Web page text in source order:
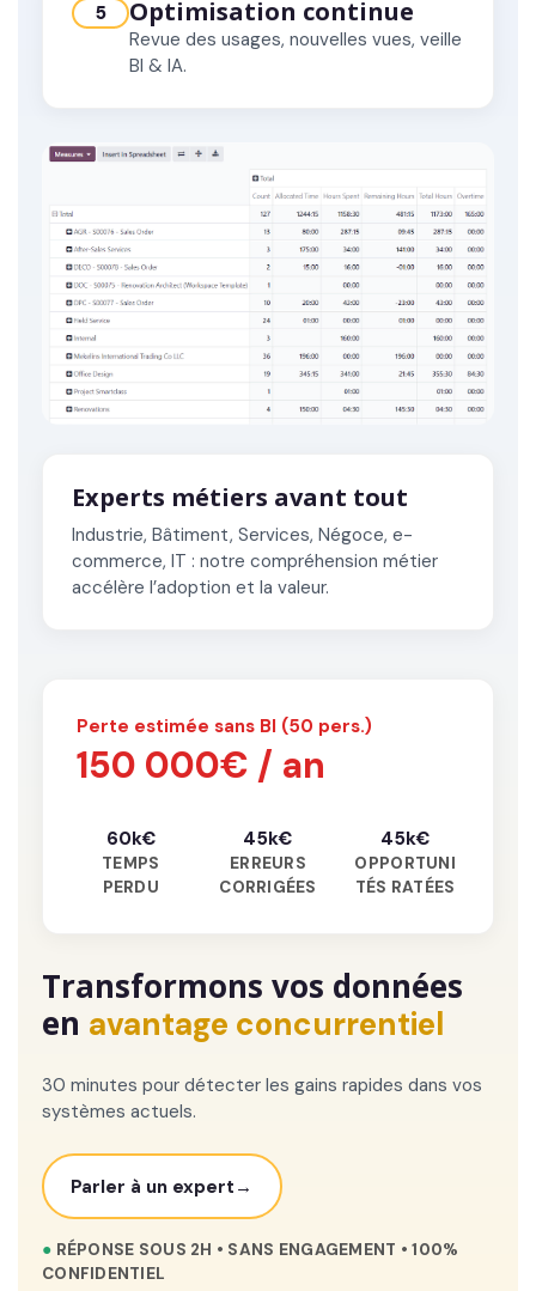
5 Optimisation continue
Revue des usages, nouvelles vues, veille
BI & IA.
Experts métiers avant tout
Industrie, Bâtiment, Services, Négoce, e-
commerce, IT : notre compréhension métier
accélère l’adoption et la valeur.
Perte estimée sans BI (50 pers.)
150 000€ / an
60k€
TEMPS
PERDU
45k€
ERREURS
CORRIGÉES
45k€
OPPORTUNI
TÉS RATÉES
Transformons vos données
en avantage concurrentiel
30 minutes pour détecter les gains rapides dans vos
systèmes actuels.
Parler à un expert
● RÉPONSE SOUS 2H • SANS ENGAGEMENT • 100%
CONFIDENTIEL